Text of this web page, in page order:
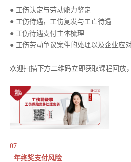
● 工伤认定与劳动能力鉴定
● 工伤待遇，工伤复发与工亡待遇
● 工伤待遇支付主体梳理
● 工伤劳动争议案件的处理以及企业应
欢迎扫描下方二维码立即获取课程回放
07
年终奖支付风险